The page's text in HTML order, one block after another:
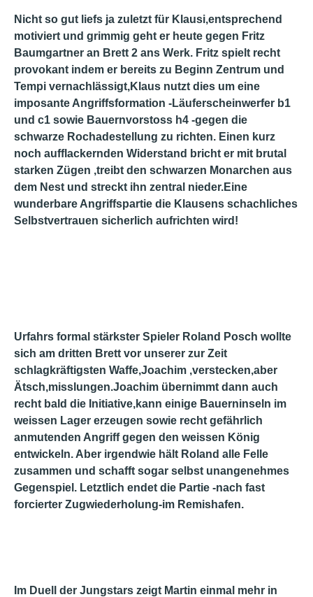
Nicht so gut liefs ja zuletzt für Klausi,entsprechend
motiviert und grimmig geht er heute gegen Fritz
Baumgartner an Brett 2 ans Werk. Fritz spielt recht
provokant indem er bereits zu Beginn Zentrum und
Tempi vernachlässigt,Klaus nutzt dies um eine
imposante Angriffsformation -Läuferscheinwerfer b1
und c1 sowie Bauernvorstoss h4 -gegen die
schwarze Rochadestellung zu richten. Einen kurz
noch aufflackernden Widerstand bricht er mit brutal
starken Zügen ,treibt den schwarzen Monarchen aus
dem Nest und streckt ihn zentral nieder.Eine
wunderbare Angriffspartie die Klausens schachliches
Selbstvertrauen sicherlich aufrichten wird!
Urfahrs formal stärkster Spieler Roland Posch wollte
sich am dritten Brett vor unserer zur Zeit
schlagkräftigsten Waffe,Joachim ,verstecken,aber
Ätsch,misslungen.Joachim übernimmt dann auch
recht bald die Initiative,kann einige Bauerninseln im
weissen Lager erzeugen sowie recht gefährlich
anmutenden Angriff gegen den weissen König
entwickeln. Aber irgendwie hält Roland alle Felle
zusammen und schafft sogar selbst unangenehmes
Gegenspiel. Letztlich endet die Partie -nach fast
forcierter Zugwiederholung-im Remishafen.
Im Duell der Jungstars zeigt Martin einmal mehr in